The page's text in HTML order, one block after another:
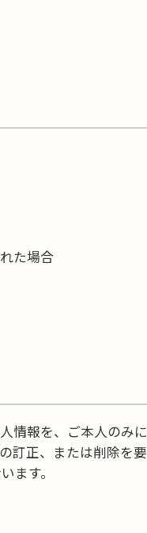
た場合
情報を、ご本人のみ
正、または削除を要
ます。